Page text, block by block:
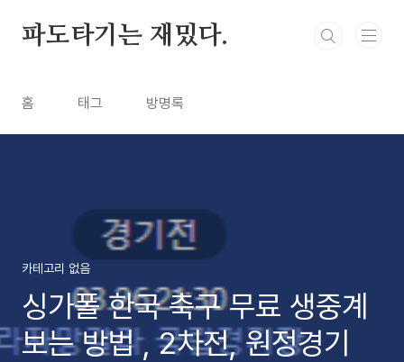
파도타기는 재밌다.
홈 태그 방명록
카테고리 없음
싱가폴 한국 축구 무료 생중계
보는 방법 , 2차전, 원정경기